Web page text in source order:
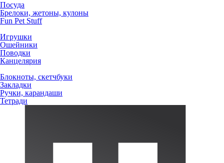
Посуда
Брелоки, жетоны, кулоны
Fun Pet Stuff
Игрушки
Ошейники
Поводки
Канцелярия
Блокноты, скетчбуки
Закладки
Ручки, карандаши
Тетради